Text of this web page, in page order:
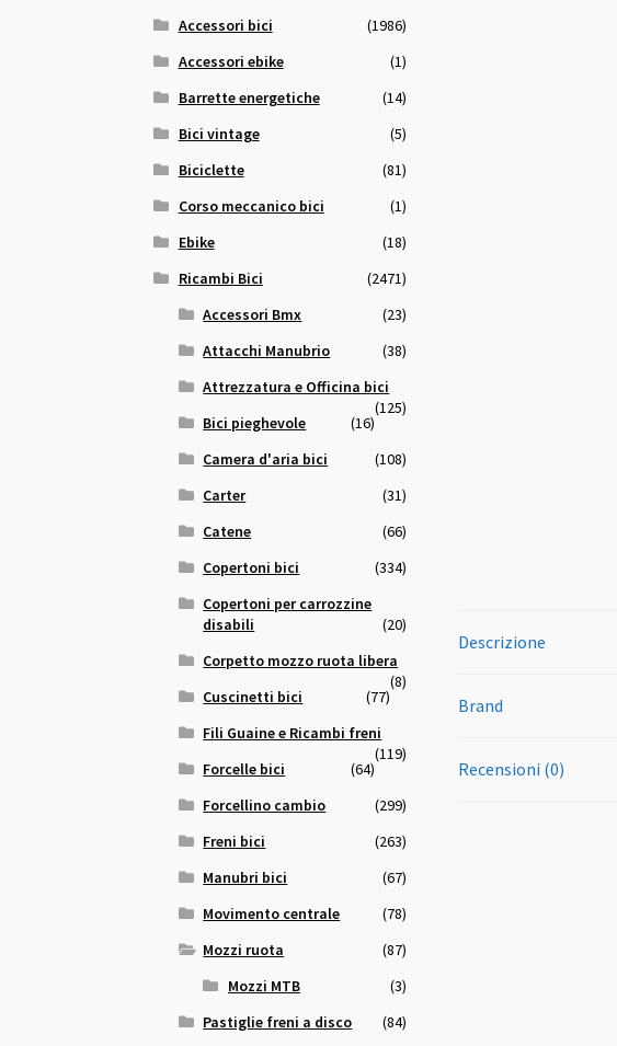
Descrizione
Brand
Recensioni (0)
Accessori bici
(1986)
Accessori ebike
(1)
Barrette energetiche
(14)
Bici vintage
(5)
Biciclette
(81)
Corso meccanico bici
(1)
Ebike
(18)
Ricambi Bici
(2471)
Accessori Bmx
(23)
Attacchi Manubrio
(38)
Attrezzatura e Officina bici
(125)
Bici pieghevole
(16)
Camera d'aria bici
(108)
Carter
(31)
Catene
(66)
Copertoni bici
(334)
Copertoni per carrozzine
disabili
(20)
Corpetto mozzo ruota libera
(8)
Cuscinetti bici
(77)
Fili Guaine e Ricambi freni
(119)
Forcelle bici
(64)
Forcellino cambio
(299)
Freni bici
(263)
Manubri bici
(67)
Movimento centrale
(78)
Mozzi ruota
(87)
Mozzi MTB
(3)
Pastiglie freni a disco
(84)